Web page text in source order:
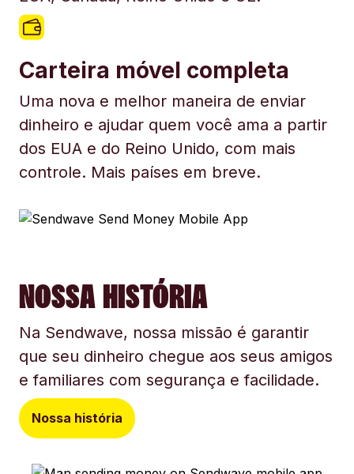
Carteira móvel completa
Uma nova e melhor maneira de enviar
dinheiro e ajudar quem você ama a partir
dos EUA e do Reino Unido, com mais
controle. Mais países em breve.
NOSSA HISTÓRIA
Na Sendwave, nossa missão é garantir
que seu dinheiro chegue aos seus amigos
e familiares com segurança e facilidade.
Nossa história